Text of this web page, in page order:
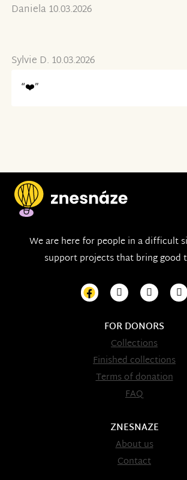
Daniela 10.03.2026
Sylvie D. 10.03.2026
“❤️”
We are here for people in a difficult
support projects that bring good
FOR DONORS
Collections
Finished collections
Terms of donation
FAQ
ZNESNAZE
About us
Contact